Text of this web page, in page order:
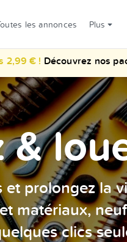
2,99 € ! Découvrez nos
les annonces Plus
prolongez la
matériaux,
clics